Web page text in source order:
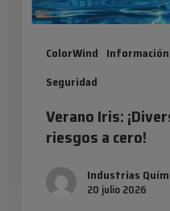
ColorWind Información
Seguridad
Verano Iris:
riesgos a cero!
Industrias
20 julio 2026